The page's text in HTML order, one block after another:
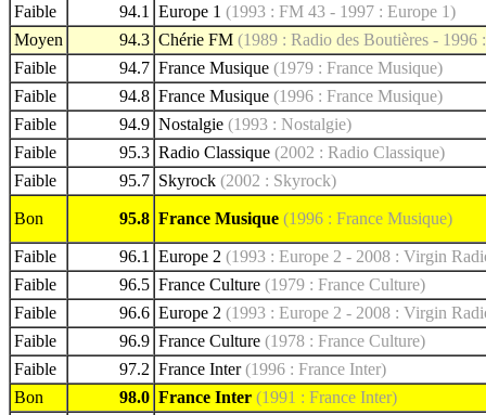
Faible
94.1 Europe 1 (1993 : FM 43 - 1997 : Europe 1)
Moyen
94.3 Chérie FM (1989 : Radio des Boutières -
Faible
94.7 France Musique (1979 : France Musique)
Faible
94.8 France Musique (1996 : France Musique)
Faible
94.9 Nostalgie (1993 : Nostalgie)
Faible
95.3 Radio Classique (2002 : Radio Classique)
Faible
95.7 Skyrock (2002 : Skyrock)
Bon 95.8 France Musique (1996 : France Musique)
Faible 96.1 Europe 2 (1993 : Europe 2 - 2008 : Virgin
Faible
96.5 France Culture (1979 : France Culture)
Faible
96.6 Europe 2 (1993 : Europe 2 - 2008 : Virgin
Faible
96.9 France Culture (1978 : France Culture)
Faible
97.2 France Inter(1996 : France Inter)
Bon
98.0 France Inter (1991 : France Inter)